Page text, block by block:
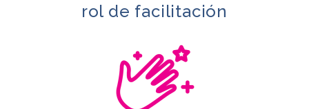
rol de facilitación